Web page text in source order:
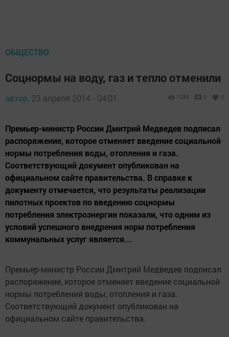
ОБЩЕСТВО
Соцнормы на воду, газ и тепло отменили
автор, 23 апреля 2014 - 04:01 1089 0 0
Премьер-министр России Дмитрий Медведев подписал
распоряжение, которое отменяет введение социальной
нормы потребления воды, отопления и газа.
Соответствующий документ опубликован на
официальном сайте правительства. В справке к
документу отмечается, что результаты реализации
пилотных проектов по введению соцнормы
потребления электроэнергии показали, что одним из
условий успешного внедрения норм потребления
коммунальных услуг является...
Премьер-министр России Дмитрий Медведев подписал
распоряжение, которое отменяет введение социальной
нормы потребления воды, отопления и газа.
Соответствующий документ опубликован на
официальном сайте правительства.